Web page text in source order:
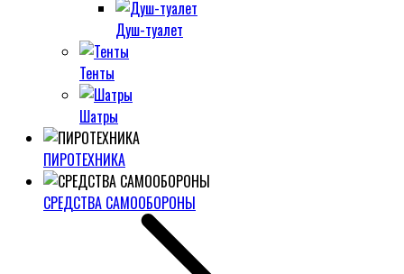
Душ-туалет
Тенты
Шатры
ПИРОТЕХНИКА
СРЕДСТВА САМООБОРОНЫ